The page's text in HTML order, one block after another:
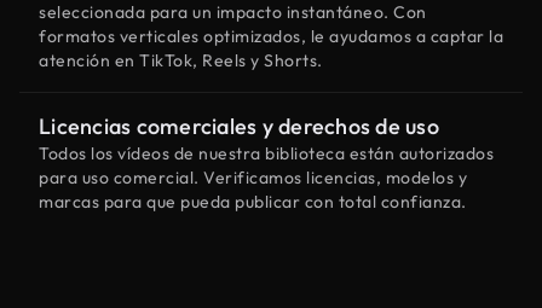
seleccionada para un impacto instantáneo. Con
formatos verticales optimizados, le ayudamos a captar la
atención en TikTok, Reels y Shorts.
Licencias comerciales y derechos de uso
Todos los vídeos de nuestra biblioteca están autorizados
para uso comercial. Verificamos licencias, modelos y
marcas para que pueda publicar con total confianza.